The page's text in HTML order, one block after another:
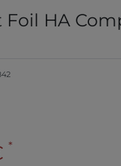
Foil HA
*